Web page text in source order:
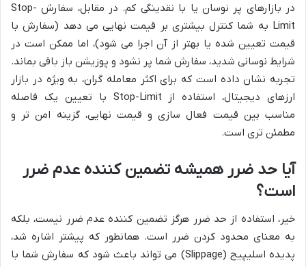
در بازارهای پر نوسان یا با نقدینگی کم. در مقابل، سفارش Stop-
Limit به شما کنترل بیشتری بر قیمت نهایی می دهد (سفارش با
قیمت تعیین شده یا بهتر از آن اجرا می شود)، اما ممکن است در
شرایط نوسانی شدید، سفارش شما پر نشود و پوزیشن باز باقی بماند.
تجربه نشان داده است که برای اکثر معامله گران، به ویژه در بازار
ارزهای دیجیتال، استفاده از Stop-Limit با تعیین یک فاصله
مناسب بین قیمت فعال سازی و قیمت نهایی، گزینه امن تر و
مطمئن تری است.
آیا حد ضرر همیشه تضمین کننده عدم ضرر
است؟
خیر، استفاده از حد ضرر هرگز تضمین کننده عدم ضرر نیست، بلکه
به معنای محدود کردن ضرر است. همانطور که پیشتر اشاره شد،
پدیده اسلیپیج (Slippage) می تواند باعث شود که سفارش شما با